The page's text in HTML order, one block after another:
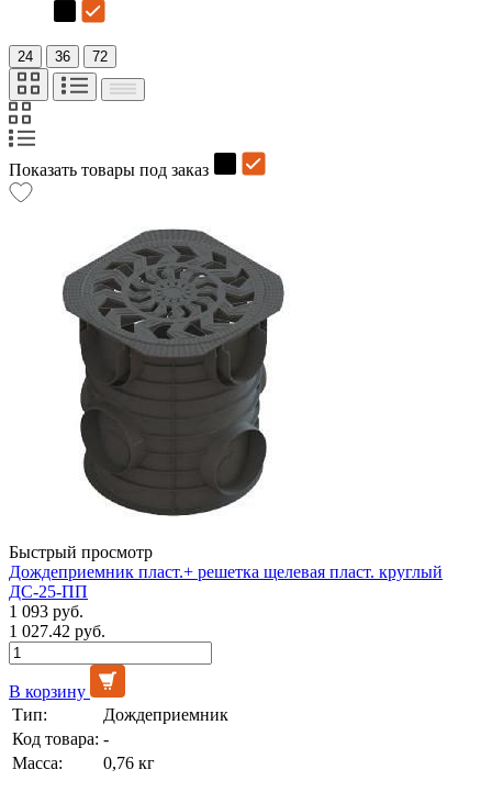
24 36 72
Показать товары под заказ
Быстрый просмотр
Дождеприемник пласт.+ решетка щелевая пласт. круглый
ДС-25-ПП
1 093 руб.
1 027.42 руб.
В корзину
Тип:
Дождеприемник
Код товара: -
Масса:
0,76 кг